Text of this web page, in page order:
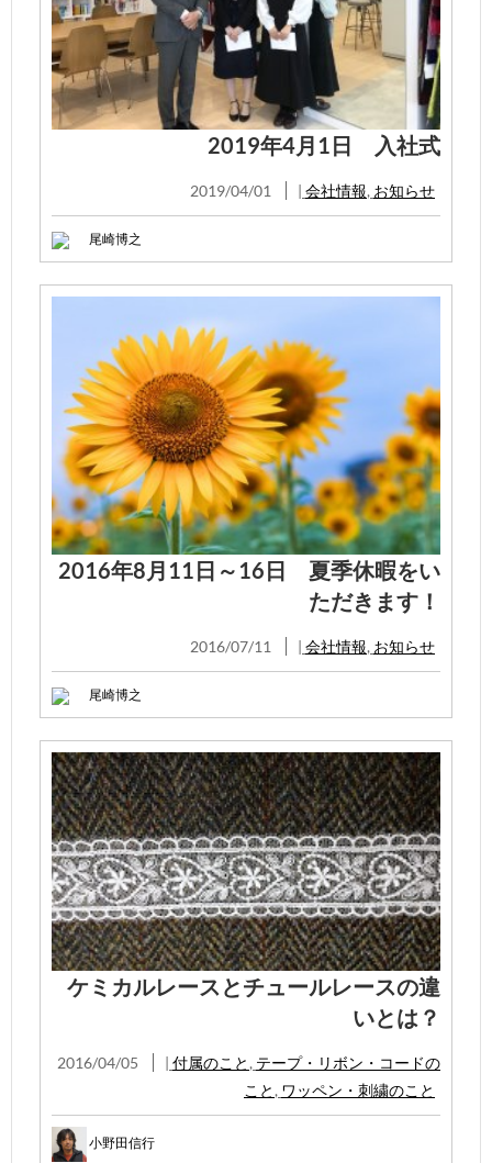
2019年4月1日 入社式
2019/04/01 | 会社情報, お知らせ
尾崎博之
2016年8月11日～16日 夏季休暇をい
ただきます！
2016/07/11 | 会社情報, お知らせ
尾崎博之
ケミカルレースとチュールレースの違
いとは？
2016/04/05 | 付属のこと , テープ・リボン・コードの
こと , ワッペン・刺繍のこと
小野田信行